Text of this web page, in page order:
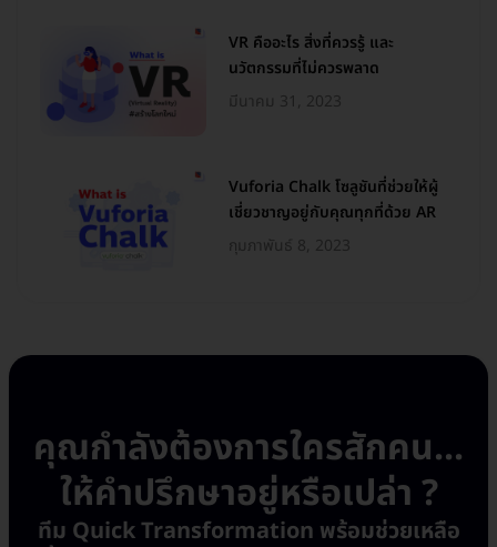
VR คืออะไร สิ่งที่ควรรู้ และ
นวัตกรรมที่ไม่ควรพลาด
มีนาคม 31, 2023
Vuforia Chalk โซลูชันที่ช่วยให้ผู้
เชี่ยวชาญอยู่กับคุณทุกที่ด้วย AR
กุมภาพันธ์ 8, 2023
คุณกำลังต้องการใครสักคน...
ให้คำปรึกษาอยู่หรือเปล่า ?
ทีม Quick Transformation พร้อมช่วยเหลือ